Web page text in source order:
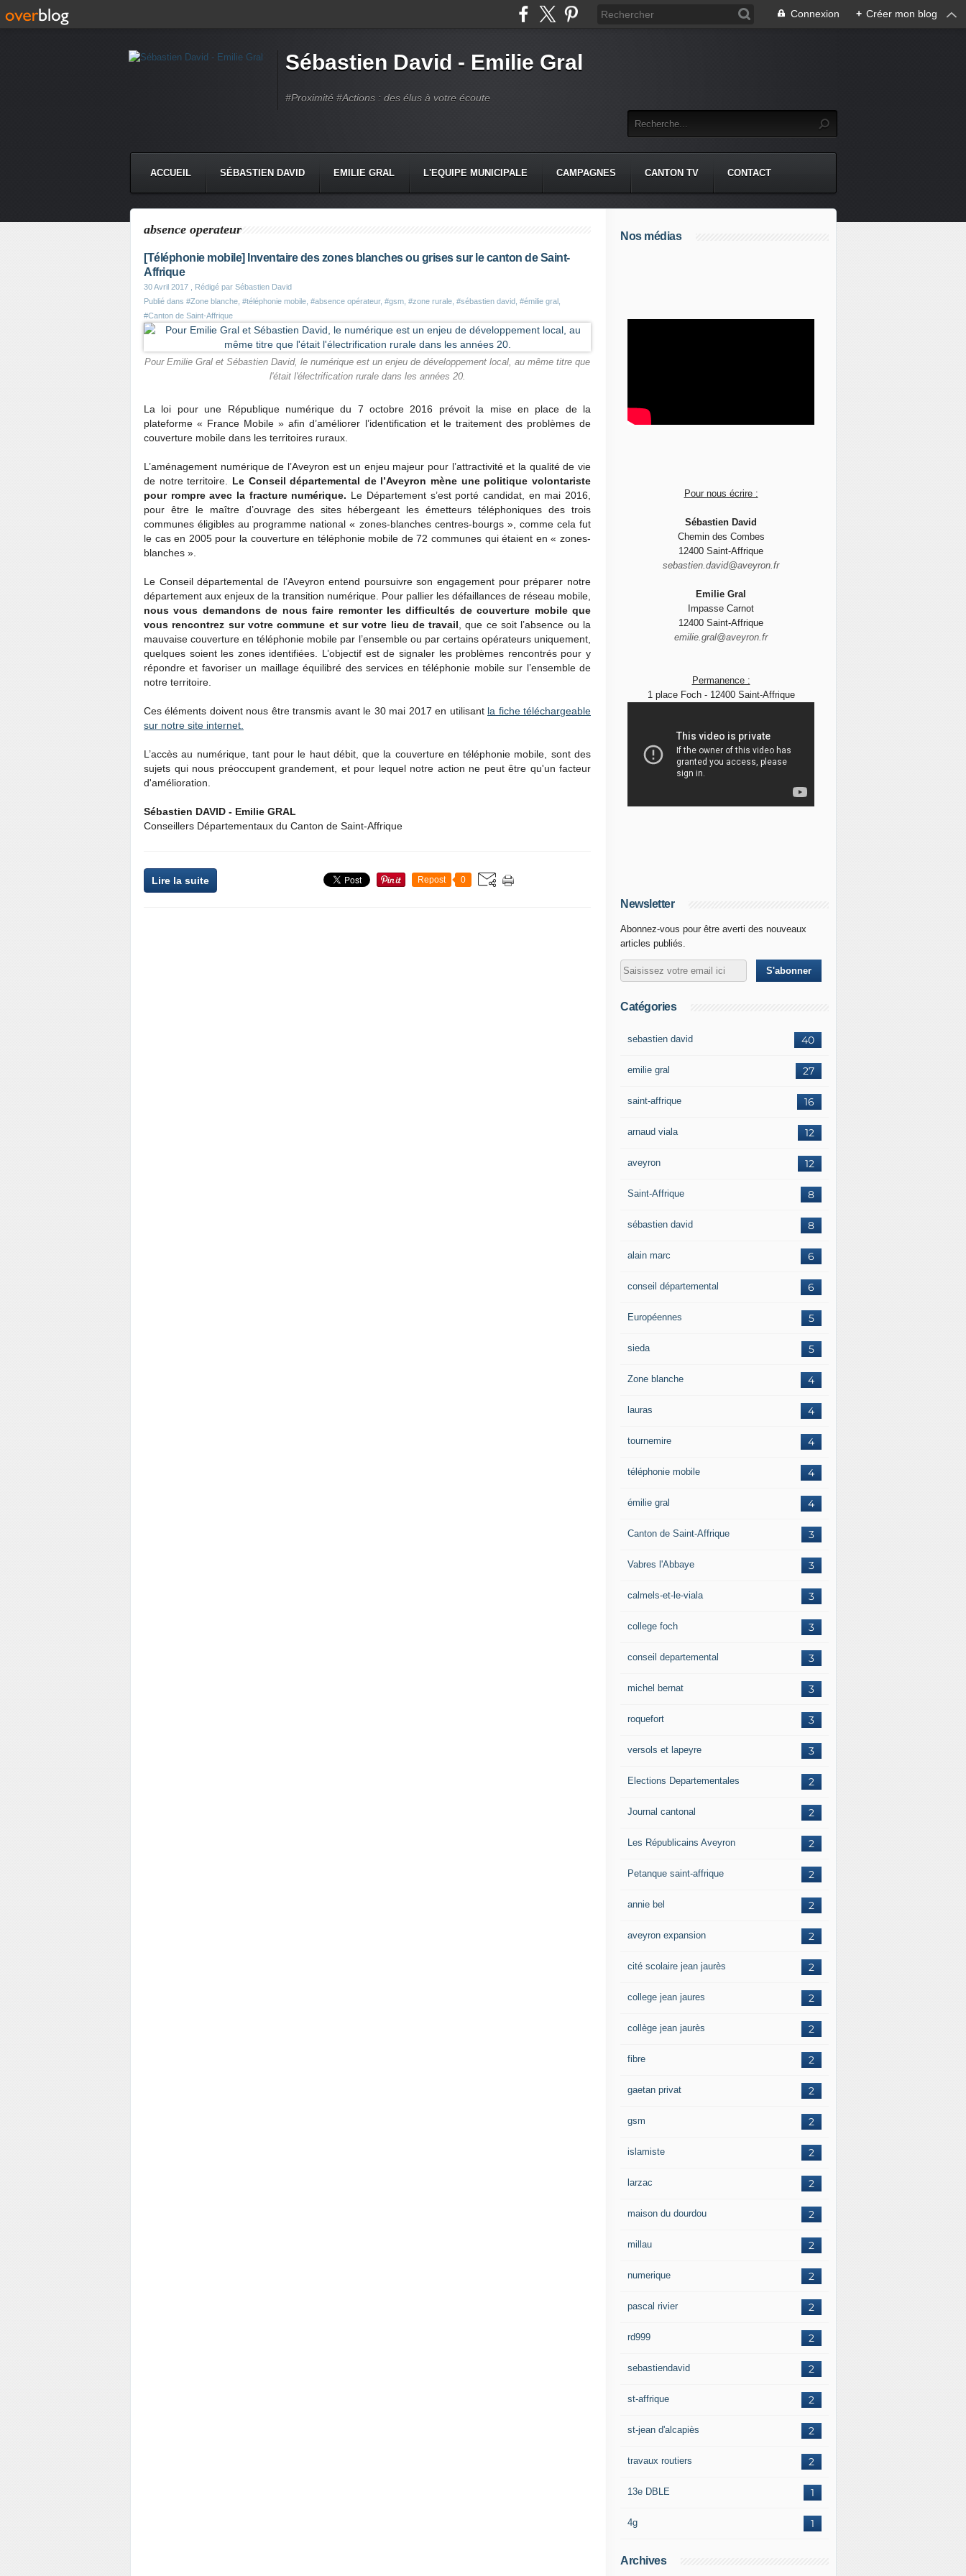
Connexion + Créer mon blog
Sébastien David - Emilie Gral
#Proximité #Actions : des élus à votre écoute
ACCUEIL SÉBASTIEN DAVID EMILIE GRAL L'EQUIPE MUNICIPALE CAMPAGNES CANTON TV CONTACT
absence operateur
[Téléphonie mobile] Inventaire des zones blanches ou grises sur le canton de Saint-
Affrique
30 Avril 2017 , Rédigé par Sébastien David
Publié dans #Zone blanche #téléphonie mobile #absence opérateur, #gsm #zone rurale #sébastien david #émilie gral
#Canton de Saint-Affrique
Pour Emilie Gral et Sébastien David, le numérique est un enjeu de développement local, au même titre que
l'était l'électrification rurale dans les années 20.
La loi pour une République numérique du 7 octobre 2016 prévoit la mise en place de la
plateforme « France Mobile » afin d’améliorer l’identification et le traitement des problèmes de
couverture mobile dans les territoires ruraux.
L’aménagement numérique de l’Aveyron est un enjeu majeur pour l’attractivité et la qualité de vie
de notre territoire. Le Conseil départemental de l’Aveyron mène une politique volontariste
pour rompre avec la fracture numérique. Le Département s’est porté candidat, en mai 2016,
pour être le maître d’ouvrage des sites hébergeant les émetteurs téléphoniques des trois
communes éligibles au programme national « zones-blanches centres-bourgs », comme cela fut
le cas en 2005 pour la couverture en téléphonie mobile de 72 communes qui étaient en « zones-
blanches ».
Le Conseil départemental de l’Aveyron entend poursuivre son engagement pour préparer notre
département aux enjeux de la transition numérique. Pour pallier les défaillances de réseau mobile,
nous vous demandons de nous faire remonter les difficultés de couverture mobile que
vous rencontrez sur votre commune et sur votre lieu de travail , que ce soit l’absence ou la
mauvaise couverture en téléphonie mobile par l’ensemble ou par certains opérateurs uniquement,
quelques soient les zones identifiées. L’objectif est de signaler les problèmes rencontrés pour y
répondre et favoriser un maillage équilibré des services en téléphonie mobile sur l’ensemble de
notre territoire.
Ces éléments doivent nous être transmis avant le 30 mai 2017 en utilisant la fiche téléchargeable
sur notre site internet.
L’accès au numérique, tant pour le haut débit, que la couverture en téléphonie mobile, sont des
sujets qui nous préoccupent grandement, et pour lequel notre action ne peut être qu'un facteur
d'amélioration.
Sébastien DAVID - Emilie GRAL
Conseillers Départementaux du Canton de Saint-Affrique
Lire la suite Repost 0
Nos médias
Pour nous écrire :
Sébastien David
Chemin des Combes
12400 Saint-Affrique
sebastien.david@aveyron.fr
Emilie Gral
Impasse Carnot
12400 Saint-Affrique
emilie.gral@aveyron.fr
Permanence :
1 place Foch - 12400 Saint-Affrique
Newsletter
Abonnez-vous pour être averti des nouveaux
articles publiés.
Catégories
40
sebastien david
27
emilie gral
16
saint-affrique
12
arnaud viala
12
aveyron
8
Saint-Affrique
8
sébastien david
6
alain marc
6
conseil départemental
5
Européennes
5
sieda
4
Zone blanche
4
lauras
4
tournemire
4
téléphonie mobile
4
émilie gral
3
Canton de Saint-Affrique
3
Vabres l'Abbaye
3
calmels-et-le-viala
3
college foch
3
conseil departemental
3
michel bernat
3
roquefort
3
versols et lapeyre
2
Elections Departementales
2
Journal cantonal
2
Les Républicains Aveyron
2
Petanque saint-affrique
2
annie bel
2
aveyron expansion
2
cité scolaire jean jaurès
2
college jean jaures
2
collège jean jaurès
2
fibre
2
gaetan privat
2
gsm
2
islamiste
2
larzac
2
maison du dourdou
2
millau
2
numerique
2
pascal rivier
2
rd999
2
sebastiendavid
2
st-affrique
2
st-jean d'alcapiès
2
travaux routiers
1
13e DBLE
1
4g
Archives